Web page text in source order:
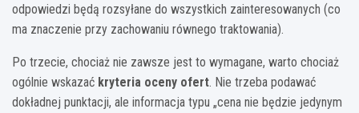
odpowiedzi będą rozsyłane do wszystkich zainteresowanych (co
ma znaczenie przy zachowaniu równego traktowania).
Po trzecie, chociaż nie zawsze jest to wymagane, warto chociaż
ogólnie wskazać kryteria oceny ofert. Nie trzeba podawać
dokładnej punktacji, ale informacja typu „cena nie będzie jedynym